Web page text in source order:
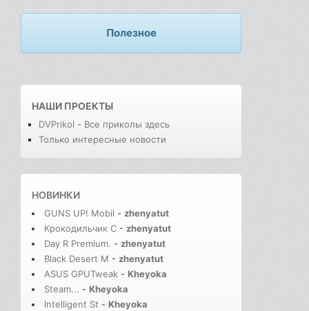
Полезное
НАШИ ПРОЕКТЫ
DVPrikol - Все приколы здесь
Только интересные новости
НОВИНКИ
GUNS UP! Mobil - zhenyatut
Крокодильчик С - zhenyatut
Day R Premium. - zhenyatut
Black Desert M - zhenyatut
ASUS GPUTweak - Kheyoka
Steam... - Kheyoka
Intelligent St - Kheyoka